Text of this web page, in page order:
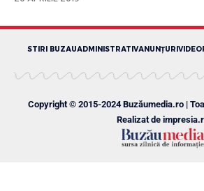
STIRI BUZAUADMINISTRATIVANUNȚURIVIDEO
Copyright © 2015-2024 Buzăumedia.ro |
Realizat de